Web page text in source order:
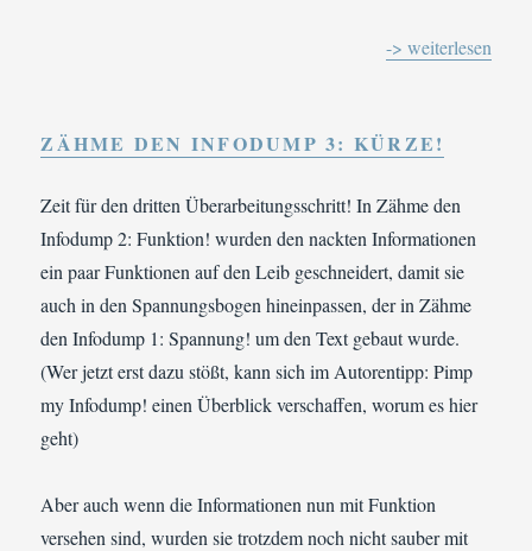
-> weiterlesen
ZÄHME DEN INFODUMP 3: KÜRZE!
Zeit für den dritten Überarbeitungsschritt! In Zähme den
Infodump 2: Funktion! wurden den nackten Informationen
ein paar Funktionen auf den Leib geschneidert, damit sie
auch in den Spannungsbogen hineinpassen, der in Zähme
den Infodump 1: Spannung! um den Text gebaut wurde.
(Wer jetzt erst dazu stößt, kann sich im Autorentipp: Pimp
my Infodump! einen Überblick verschaffen, worum es hier
geht)
Aber auch wenn die Informationen nun mit Funktion
versehen sind, wurden sie trotzdem noch nicht sauber mit